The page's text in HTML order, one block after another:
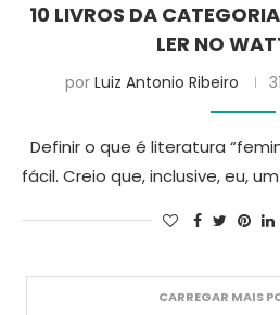
10 LIVROS DA
LER NO
por Luiz Antonio Ribeiro
Definir o que é literatura
fácil. Creio que, inclusive, eu,
CARREGAR MAIS